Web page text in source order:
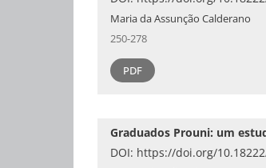
Maria da Assunção Calderano
250-278
PDF
Graduados Prouni: um
DOI: https://doi.org/